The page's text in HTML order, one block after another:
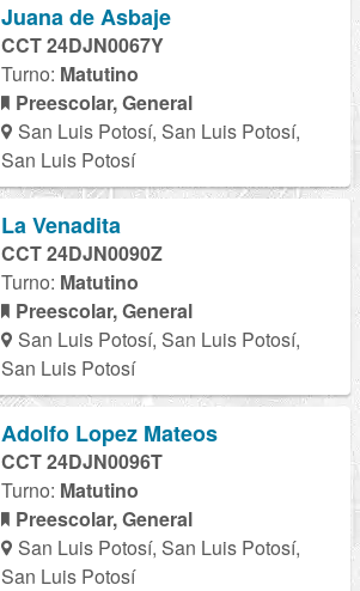
Juana de Asbaje
CCT 24DJN0067Y
Turno: Matutino
Preescolar, General
San Luis Potosí, San Luis Potosí,
San Luis Potosí
La Venadita
CCT 24DJN0090Z
Turno: Matutino
Preescolar, General
San Luis Potosí, San Luis Potosí,
San Luis Potosí
Adolfo Lopez Mateos
CCT 24DJN0096T
Turno: Matutino
Preescolar, General
San Luis Potosí, San Luis Potosí,
San Luis Potosí